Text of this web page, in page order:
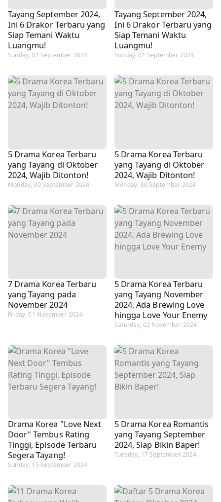
Tayang September 2024,
Ini 6 Drakor Terbaru yang
Siap Temani Waktu
Luangmu!
Sunday, 01 September 2024
Tayang September 2024,
Ini 6 Drakor Terbaru yang
Siap Temani Waktu
Luangmu!
Sunday, 01 September 2024
5 Drama Korea Terbaru
yang Tayang di Oktober
2024, Wajib Ditonton!
Monday, 30 September 2024
5 Drama Korea Terbaru
yang Tayang di Oktober
2024, Wajib Ditonton!
Monday, 30 September 2024
7 Drama Korea Terbaru
yang Tayang pada
November 2024
Friday, 01 November 2024
5 Drama Korea Terbaru
yang Tayang November
2024, Ada Brewing Love
hingga Love Your Enemy
Saturday, 02 November 2024
Drama Korea "Love Next
Door" Tembus Rating
Tinggi, Episode Terbaru
Segera Tayang!
Sunday, 15 September 2024
5 Drama Korea Romantis
yang Tayang September
2024, Siap Bikin Baper!
Tuesday, 17 September 2024